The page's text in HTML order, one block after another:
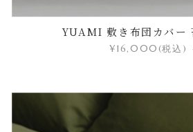
YUAMI 敷き布団カバー
¥16,000 (税込)